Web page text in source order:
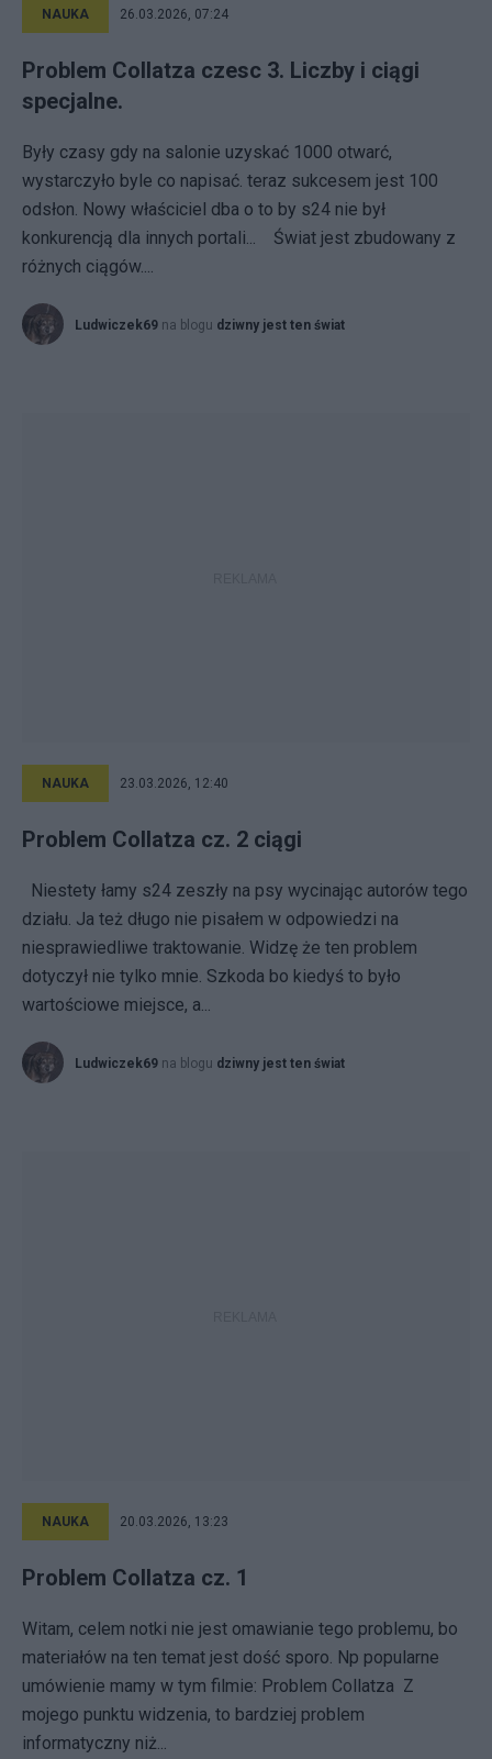
NAUKA 26.03.2026, 07:24
Problem Collatza czesc 3. Liczby i ciągi
specjalne.
Były czasy gdy na salonie uzyskać 1000 otwarć,
wystarczyło byle co napisać. teraz sukcesem jest 100
odsłon. Nowy właściciel dba o to by s24 nie był
konkurencją dla innych portali... Świat jest zbudowany z
różnych ciągów....
Ludwiczek69 na blogu dziwny jest ten świat
NAUKA 23.03.2026, 12:40
Problem Collatza cz. 2 ciągi
Niestety łamy s24 zeszły na psy wycinając autorów tego
działu. Ja też długo nie pisałem w odpowiedzi na
niesprawiedliwe traktowanie. Widzę że ten problem
dotyczył nie tylko mnie. Szkoda bo kiedyś to było
wartościowe miejsce, a...
Ludwiczek69 na blogu dziwny jest ten świat
NAUKA 20.03.2026, 13:23
Problem Collatza cz. 1
Witam, celem notki nie jest omawianie tego problemu, bo
materiałów na ten temat jest dość sporo. Np popularne
umówienie mamy w tym filmie: Problem Collatza Z
mojego punktu widzenia, to bardziej problem
informatyczny niż...